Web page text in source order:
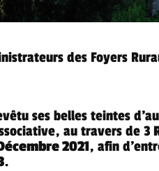
des Foyers
ses belles teintes
au travers de 3
2021, afin
.